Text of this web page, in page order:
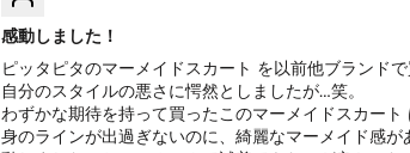
感動しました！
ピッタピタのマーメイドスカート を以前他ブランドで
自分のスタイルの悪さに愕然としましたが…笑。
わずかな期待を持って買ったこのマーメイドスカート
身のラインが出過ぎないのに、綺麗なマーメイド感が